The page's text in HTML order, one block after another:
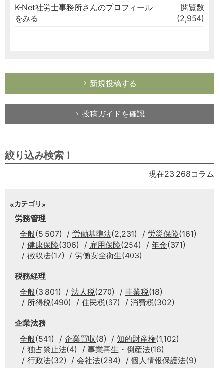
K-Net社労士事務所さんのプロフィール
をみる
閲覧数
(2,954)
新規投稿する
投稿ガイドを確認
絞り込み検索！
現在23,268コラム
カテゴリ
労務管理
全般(5,507) 労働基準法(2,231) 労災保険(161)
健康保険(306) 雇用保険(254) 年金(371)
徴収法(17) 労働安全衛生(403)
税務経理
全般(3,801) 法人税(270) 事業税(18)
所得税(490) 住民税(67) 消費税(302)
企業法務
全般(541) 企業買収(8) 知的財産権(1,102)
独占禁止法(4) 事業再生・倒産法(16)
行政法(32) 会社法(284) 個人情報保護法(9)